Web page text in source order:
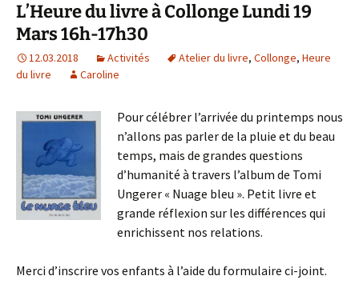
L’Heure du livre à Collonge Lundi 19
Mars 16h-17h30
12.03.2018 Activités Atelier du livre, Collonge, Heure
du livre
Caroline
Pour célébrer l’arrivée du printemps nous
n’allons pas parler de la pluie et du beau
temps, mais de grandes questions
d’humanité à travers l’album de Tomi
Ungerer « Nuage bleu ». Petit livre et
grande réflexion sur les différences qui
enrichissent nos relations.
Merci d’inscrire vos enfants à l’aide du formulaire ci-joint.